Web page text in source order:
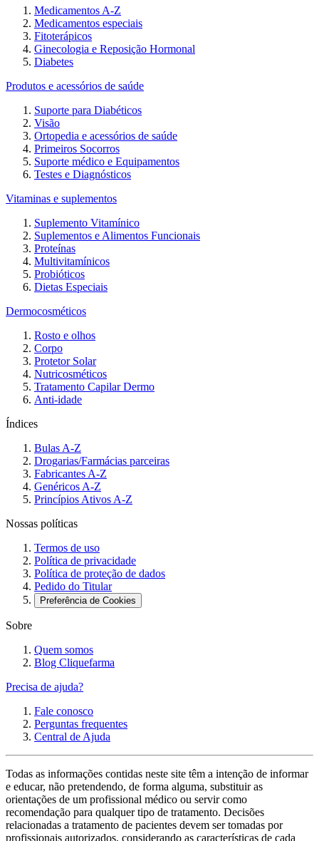
Medicamentos A-Z
Medicamentos especiais
Fitoterápicos
Ginecologia e Reposição Hormonal
Diabetes
Produtos e acessórios de saúde
Suporte para Diabéticos
Visão
Ortopedia e acessórios de saúde
Primeiros Socorros
Suporte médico e Equipamentos
Testes e Diagnósticos
Vitaminas e suplementos
Suplemento Vitamínico
Suplementos e Alimentos Funcionais
Proteínas
Multivitamínicos
Probióticos
Dietas Especiais
Dermocosméticos
Rosto e olhos
Corpo
Protetor Solar
Nutricosméticos
Tratamento Capilar Dermo
Anti-idade
Índices
Bulas A-Z
Drogarias/Farmácias parceiras
Fabricantes A-Z
Genéricos A-Z
Princípios Ativos A-Z
Nossas políticas
Termos de uso
Política de privacidade
Política de proteção de dados
Pedido do Titular
Preferência de Cookies
Sobre
Quem somos
Blog Cliquefarma
Precisa de ajuda?
Fale conosco
Perguntas frequentes
Central de Ajuda
Todas as informações contidas neste site têm a intenção de informar
e educar, não pretendendo, de forma alguma, substituir as
orientações de um profissional médico ou servir como
recomendação para qualquer tipo de tratamento. Decisões
relacionadas a tratamento de pacientes devem ser tomadas por
profissionais autorizados, considerando as características de cada